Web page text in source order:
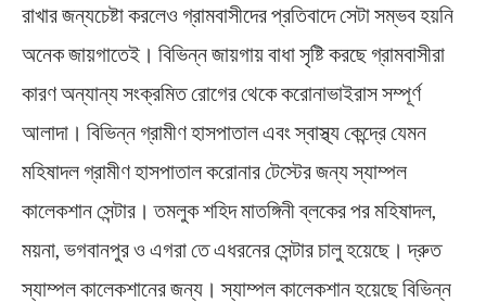
রাখার জন্যচেষ্টা করলেও গ্রামবাসীদের প্রতিবাদে সেটা সম্ভব হয়নি
অনেক জায়গাতেই। বিভিন্ন জায়গায় বাধা সৃষ্টি করছে গ্রামবাসীরা
কারণ অন্যান্য সংক্রমিত রোগের থেকে করোনাভাইরাস সম্পূর্ণ
আলাদা। বিভিন্ন গ্রামীণ হাসপাতাল এবং স্বাস্থ্য কেন্দ্রে যেমন
মহিষাদল গ্রামীণ হাসপাতাল করোনার টেস্টের জন্য স্যাম্পল
কালেকশান সেন্টার। তমলুক শহিদ মাতঙ্গিনী ব্লকের পর মহিষাদল,
ময়না, ভগবানপুর ও এগরা তে এধরনের সেন্টার চালু হয়েছে। দ্রুত
স্যাম্পল কালেকশানের জন্য। স্যাম্পল কালেকশান হয়েছে বিভিন্ন